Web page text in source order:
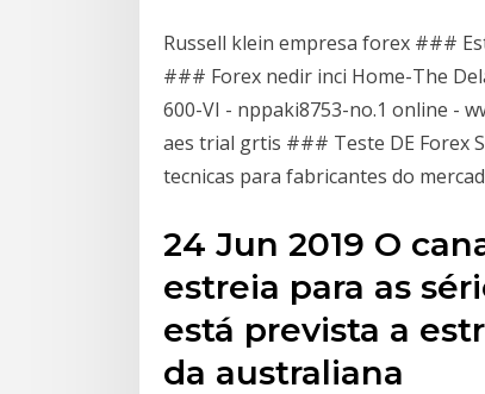
Russell klein empresa forex ###
### Forex nedir inci Home-The
600-VI - nppaki8753-no.1 online -
aes trial grtis ### Teste DE Forex
tecnicas para fabricantes do
24 Jun 2019 O
estreia para as
está prevista a
da australiana